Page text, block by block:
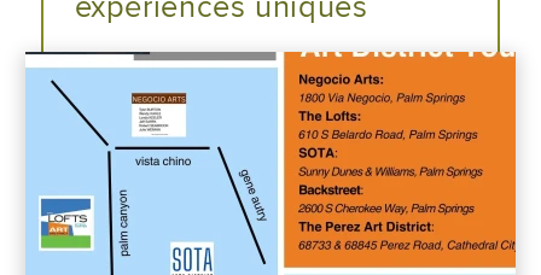
expériences uniques